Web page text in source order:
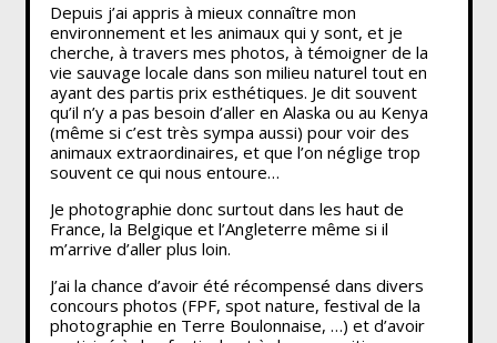
Depuis j’ai appris à mieux connaître mon
environnement et les animaux qui y sont, et je
cherche, à travers mes photos, à témoigner de la
vie sauvage locale dans son milieu naturel tout en
ayant des partis prix esthétiques. Je dit souvent
qu’il n’y a pas besoin d’aller en Alaska ou au Kenya
(même si c’est très sympa aussi) pour voir des
animaux extraordinaires, et que l’on néglige trop
souvent ce qui nous entoure…
Je photographie donc surtout dans les haut de
France, la Belgique et l’Angleterre même si il
m’arrive d’aller plus loin.
J’ai la chance d’avoir été récompensé dans divers
concours photos (FPF, spot nature, festival de la
photographie en Terre Boulonnaise, …) et d’avoir